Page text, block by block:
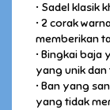
• Sadel klasik
• 2 corak
memberikan
• Bingkai baja
yang unik
• Ban yang
yang tidak